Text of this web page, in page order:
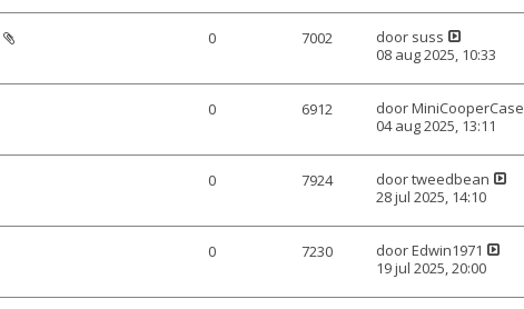
0 7002 door suss
08 aug 2025, 10:33
0 6912 doorMiniCooperCase
04 aug 2025, 13:11
0 7924 doortweedbean
28 jul 2025, 14:10
0 7230 doorEdwin1971
19 jul 2025, 20:00